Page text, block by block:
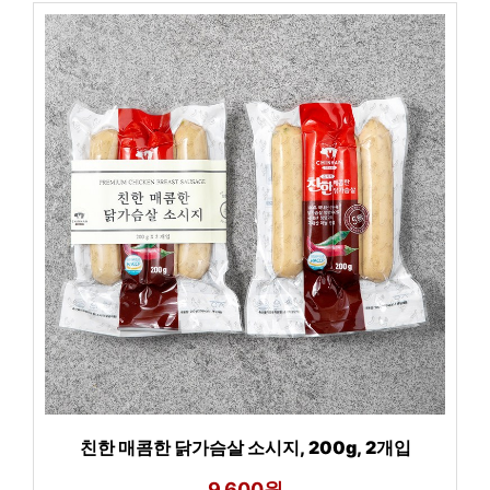
친한 매콤한 닭가슴살 소시지, 200g, 2개입